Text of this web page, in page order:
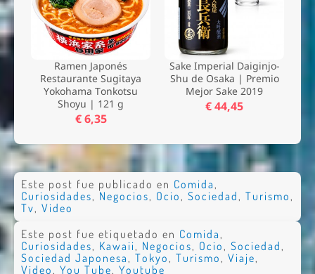
Ramen Japonés
Restaurante Sugitaya
Yokohama Tonkotsu
Shoyu | 121 g
€ 6,35
Sake Imperial Daiginjo-
Shu de Osaka | Premio
Mejor Sake 2019
€ 44,45
Este post fue publicado en Comida,
Curiosidades, Negocios, Ocio, Sociedad, Turismo,
Tv, Video
Este post fue etiquetado en Comida ,
Curiosidades, Kawaii, Negocios, Ocio , Sociedad ,
Sociedad Japonesa , Tokyo , Turismo , Viaje,
Video , You Tube, Youtube